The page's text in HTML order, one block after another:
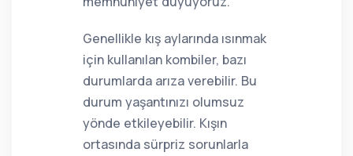
Genellikle kış aylarında ısınmak
için kullanılan kombiler, bazı
durumlarda arıza verebilir. Bu
durum yaşantınızı olumsuz
yönde etkileyebilir. Kışın
ortasında sürpriz sorunlarla